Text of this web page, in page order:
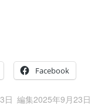
Facebook
日 編集2025年9月23日